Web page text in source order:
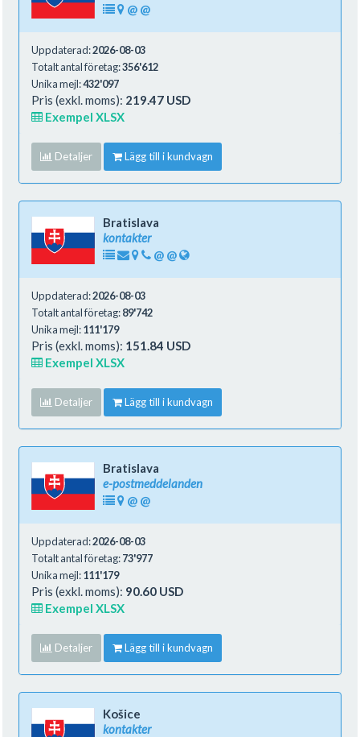
@ @
Uppdaterad:2026-08-03
Totalt antal företag:356'612
Unika mejl:432'097
Pris (exkl. moms): 219.47 USD
Exempel XLSX
Detaljer Lägg till i kundvagn
Bratislava
kontakter
@ @
Uppdaterad:2026-08-03
Totalt antal företag:89'742
Unika mejl:111'179
Pris (exkl. moms): 151.84 USD
Exempel XLSX
Detaljer Lägg till i kundvagn
Bratislava
e-postmeddelanden
@ @
Uppdaterad:2026-08-03
Totalt antal företag:73'977
Unika mejl:111'179
Pris (exkl. moms): 90.60 USD
Exempel XLSX
Detaljer Lägg till i kundvagn
Košice
kontakter